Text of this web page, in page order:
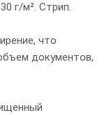
г/м². Стрип.
что
документов,